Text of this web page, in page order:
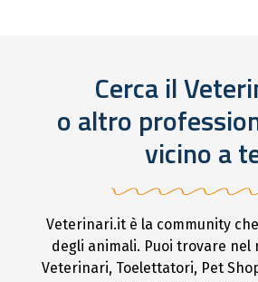
Cerca il
o altro
vicino a
Veterinari.it è la community
degli animali. Puoi trovare nel
Veterinari, Toelettatori, Pet